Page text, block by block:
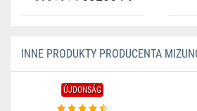
INNE PRODUKTY PRODUCENTA
ÚJDONSÁG